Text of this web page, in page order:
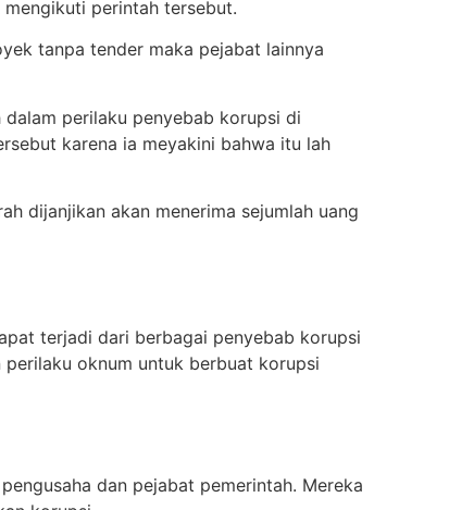
perintah tersebut.
tanpa tender maka pejabat lainnya
perilaku penyebab korupsi di
karena ia meyakini bahwa itu lah
dijanjikan akan menerima sejumlah uang
terjadi dari berbagai penyebab korupsi
oknum untuk berbuat korupsi
dan pejabat pemerintah. Mereka